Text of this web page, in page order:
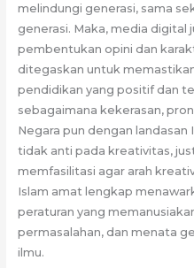
melindungi generasi, sama
generasi. Maka, media digital
pembentukan opini dan
ditegaskan untuk
pendidikan yang positif dan
sebagaimana kekerasan,
Negara pun dengan
tidak anti pada kreativitas,
memfasilitasi agar arah
Islam amat lengkap
peraturan yang
permasalahan, dan menata
ilmu.